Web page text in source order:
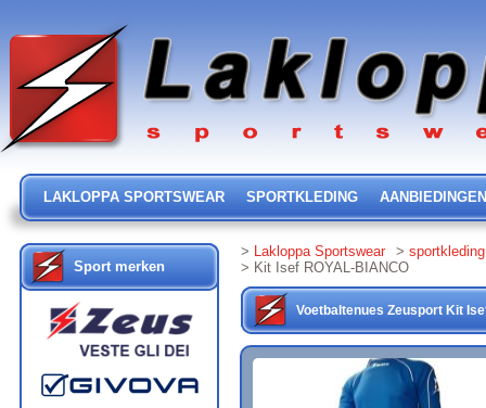
LAKLOPPA SPORTSWEAR SPORTKLEDING AANBIEDINGEN
Sport merken
> Lakloppa Sportswear > sportkleding
> Kit Isef ROYAL-BIANCO
Voetbaltenues Zeusport Kit